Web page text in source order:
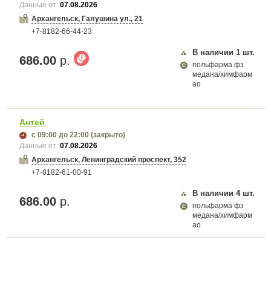
Данные от:07.08.2026
Архангельск, Галушина ул., 21
+7-8182-66-44-23
686.00 р.
В наличии 1 шт.
польфарма фз
медана/химфарм
ао
Антей
с 09:00 до 22:00 (закрыто)
Данные от:07.08.2026
Архангельск, Ленинградский проспект, 352
+7-8182-61-00-91
686.00 р.
В наличии 4шт.
польфарма фз
медана/химфарм
ао